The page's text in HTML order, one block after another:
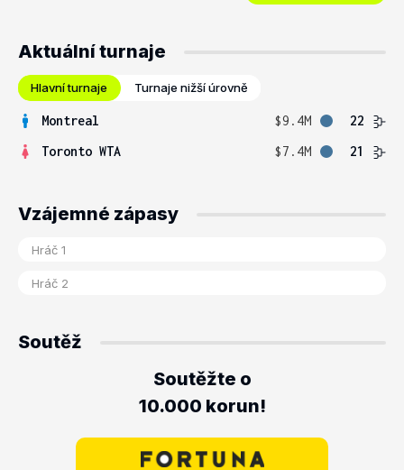
Aktuální turnaje
Hlavní turnaje Turnaje nižší úrovně
Montreal $9.4M
22
Toronto WTA
$7.4M 21
Vzájemné zápasy
Soutěž
Soutěžte o
10.000 korun!